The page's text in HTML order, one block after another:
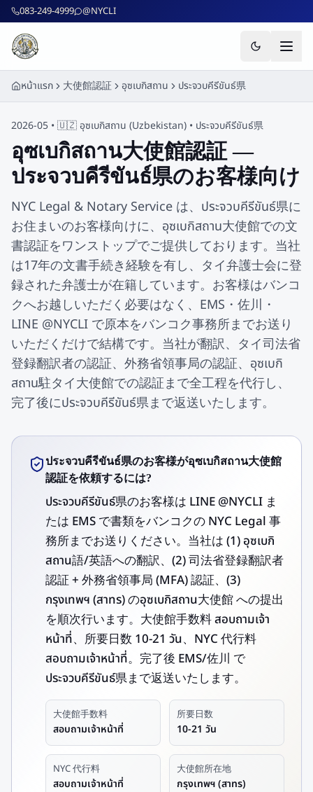
ข้ามไปยังเนื้อหาหลัก
083-249-4999 @NYCLI
หน้าแรก 大使館認証 อุซเบกิสถาน ประจวบคีรีขันธ์県
2026-05 • 🇺🇿อุซเบกิสถาน (Uzbekistan) • ประจวบคีรีขันธ์県
อุซเบกิสถาน大使館認証 —
ประจวบคีรีขันธ์県のお客様向け
NYC Legal & Notary Service は、ประจวบคีรีขันธ์県に
お住まいのお客様向けに、อุซเบกิสถาน大使館での文
書認証をワンストップでご提供しております。当社
は17年の文書手続き経験を有し、タイ弁護士会に登
録された弁護士が在籍しています。お客様はバンコ
クへお越しいただく必要はなく、EMS・佐川・
LINE @NYCLI で原本をバンコク事務所までお送り
いただくだけで結構です。当社が翻訳、タイ司法省
登録翻訳者の認証、外務省領事局の認証、อุซเบกิ
สถาน駐タイ大使館での認証まで全工程を代行し、
完了後にประจวบคีรีขันธ์県まで返送いたします。
ประจวบคีรีขันธ์県のお客様がอุซเบกิสถาน大使館
認証を依頼するには?
ประจวบคีรีขันธ์県のお客様は LINE @NYCLI ま
たは EMS で書類をバンコクの NYC Legal 事
務所までお送りください。当社は (1) อุซเบกิ
สถาน語/英語への翻訳、(2) 司法省登録翻訳者
認証 + 外務省領事局 (MFA) 認証、(3)
กรุงเทพฯ (สาทร) のอุซเบกิสถาน大使館 への提出
を順次行います。大使館手数料 สอบถามเจ้า
หน้าที่、所要日数 10-21 วัน、NYC 代行料
สอบถามเจ้าหน้าที่。完了後 EMS/佐川 で
ประจวบคีรีขันธ์県まで返送いたします。
大使館手数料
สอบถามเจ้าหน้าที่
所要日数
10-21 วัน
NYC 代行料
สอบถามเจ้าหน้าที่
大使館所在地
กรุงเทพฯ (สาทร)